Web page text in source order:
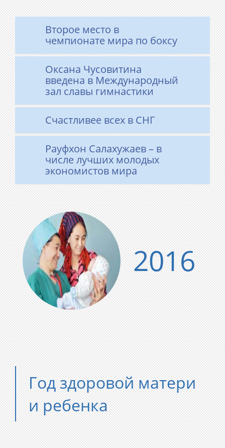
Второе место в
чемпионате мира по боксу
Оксана Чусовитина
введена в Международный
зал славы гимнастики
Счастливее всех в СНГ
Рауфхон Салахужаев – в
числе лучших молодых
экономистов мира
2016
Год здоровой матери
и ребенка